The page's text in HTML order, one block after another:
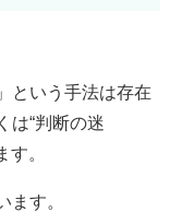
という手法は存在
は“判断の迷
す。
ます。